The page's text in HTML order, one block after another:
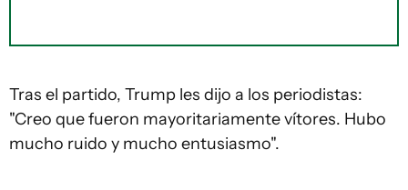
Tras el partido, Trump les dijo a los periodistas:
"Creo que fueron mayoritariamente vítores. Hubo
mucho ruido y mucho entusiasmo".